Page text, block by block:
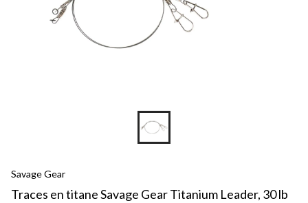
Savage Gear
Traces en titane Savage Gear Titanium Leader, 30 lb